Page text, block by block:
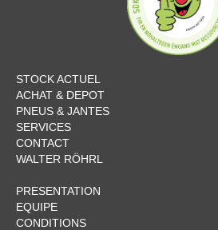
STOCK ACTUEL
ACHAT & DEPOT
PNEUS & JANTES
SERVICES
CONTACT
WALTER RÖHRL
PRESENTATION
EQUIPE
CONDITIONS